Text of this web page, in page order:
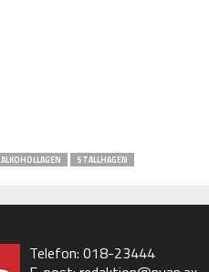
ALKOHOLLAGEN STALLHAGEN
Telefon: 018-23444